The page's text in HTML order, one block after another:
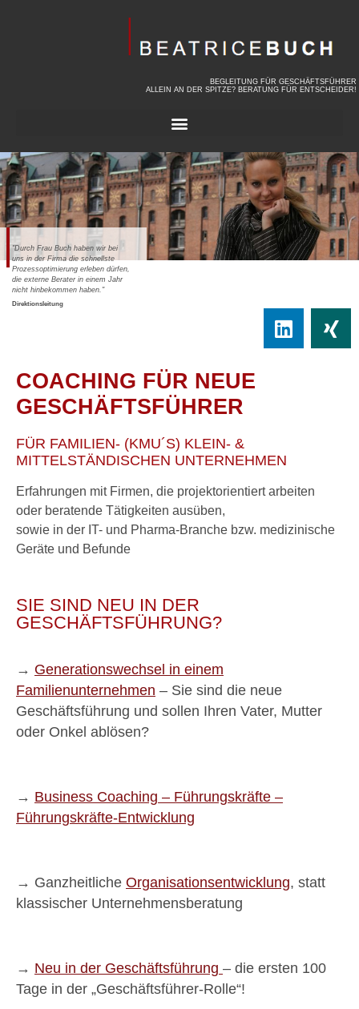
BEGLEITUNG FÜR GESCHÄFTSFÜHRER
ALLEIN AN DER SPITZE? BERATUNG FÜR ENTSCHEIDER!
"Durch Frau Buch haben wir bei
uns in der Firma die schnellste
Prozessoptimierung erleben dürfen,
die externe Berater in einem Jahr
nicht hinbekommen haben."
Direktionsleitung
"Innerhalb von einer Tagessitzung
hat Frau Buch es geschafft unsere
COACHING FÜR NEUE
GESCHÄFTSFÜHRER
FÜR FAMILIEN- (KMU´S) KLEIN- &
MITTELSTÄNDISCHEN UNTERNEHMEN
Erfahrungen mit Firmen, die projektorientiert arbeiten
oder beratende Tätigkeiten ausüben,
sowie in der IT- und Pharma-Branche bzw. medizinische
Geräte und Befunde
SIE SIND NEU IN DER
GESCHÄFTSFÜHRUNG?
→ Generationswechsel in einem
Familienunternehmen – Sie sind die neue
Geschäftsführung und sollen Ihren Vater, Mutter
oder Onkel ablösen?
→ Business Coaching – Führungskräfte –
Führungskräfte-Entwicklung
→ Ganzheitliche Organisationsentwicklung, statt
klassischer Unternehmensberatung
→ Neu in der Geschäftsführung – die ersten 100
Tage in der „Geschäftsführer-Rolle“!